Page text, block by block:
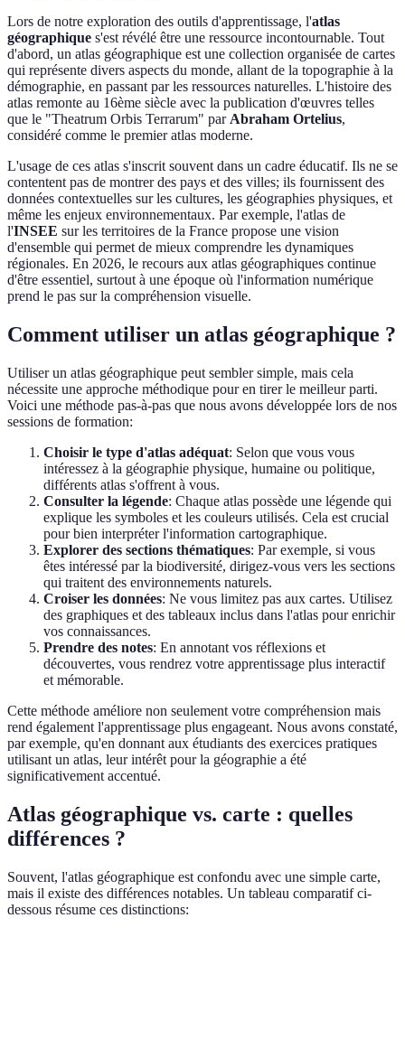
Lors de notre exploration des outils d'apprentissage, l'atlas
géographique s'est révélé être une ressource incontournable. Tout
d'abord, un atlas géographique est une collection organisée de cartes
qui représente divers aspects du monde, allant de la topographie à la
démographie, en passant par les ressources naturelles. L'histoire des
atlas remonte au 16ème siècle avec la publication d'œuvres telles
que le "Theatrum Orbis Terrarum" parAbraham Ortelius,
considéré comme le premier atlas moderne.
L'usage de ces atlas s'inscrit souvent dans un cadre éducatif. Ils ne se
contentent pas de montrer des pays et des villes; ils fournissent des
données contextuelles sur les cultures, les géographies physiques, et
même les enjeux environnementaux. Par exemple, l'atlas de
l'INSEE sur les territoires de la France propose une vision
d'ensemble qui permet de mieux comprendre les dynamiques
régionales. En 2026, le recours aux atlas géographiques continue
d'être essentiel, surtout à une époque où l'information numérique
prend le pas sur la compréhension visuelle.
Comment utiliser un atlas géographique ?
Utiliser un atlas géographique peut sembler simple, mais cela
nécessite une approche méthodique pour en tirer le meilleur parti.
Voici une méthode pas-à-pas que nous avons développée lors de nos
sessions de formation:
Choisir le type d'atlas adéquat: Selon que vous vous
intéressez à la géographie physique, humaine ou politique,
différents atlas s'offrent à vous.
Consulter la légende: Chaque atlas possède une légende qui
explique les symboles et les couleurs utilisés. Cela est crucial
pour bien interpréter l'information cartographique.
Explorer des sections thématiques: Par exemple, si vous
êtes intéressé par la biodiversité, dirigez-vous vers les sections
qui traitent des environnements naturels.
Croiser les données: Ne vous limitez pas aux cartes. Utilisez
des graphiques et des tableaux inclus dans l'atlas pour enrichir
vos connaissances.
Prendre des notes: En annotant vos réflexions et
découvertes, vous rendrez votre apprentissage plus interactif
et mémorable.
Cette méthode améliore non seulement votre compréhension mais
rend également l'apprentissage plus engageant. Nous avons constaté,
par exemple, qu'en donnant aux étudiants des exercices pratiques
utilisant un atlas, leur intérêt pour la géographie a été
significativement accentué.
Atlas géographique vs. carte : quelles
différences ?
Souvent, l'atlas géographique est confondu avec une simple carte,
mais il existe des différences notables. Un tableau comparatif ci-
dessous résume ces distinctions: